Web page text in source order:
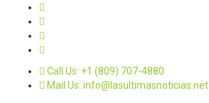
Call Us: +1 (809) 707-4880
Mail Us: info@lasultimasnoticias.net